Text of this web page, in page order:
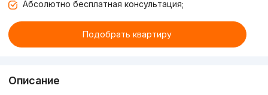
Абсолютно бесплатная консультация;
Подобрать квартиру
Описание